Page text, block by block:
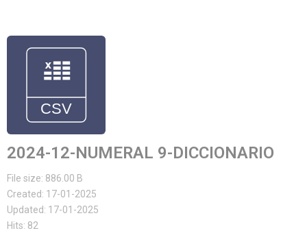
2024-12-NUMERAL 9-DICCIONARIO
File size: 886.00 B
Created: 17-01-2025
Updated: 17-01-2025
Hits: 82